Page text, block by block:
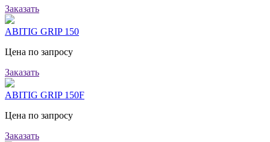
Заказать
ABITIG GRIP 150
Цена по запросу
Заказать
ABITIG GRIP 150F
Цена по запросу
Заказать